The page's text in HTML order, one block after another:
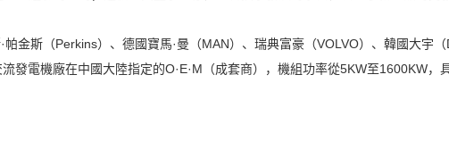
金斯（Perkins）、德國寶馬·曼（MAN）、瑞典富豪（VOLVO）、韓國大宇
發電機廠在中國大陸指定的O·E·M（成套商），機組功率從5KW至1600KW